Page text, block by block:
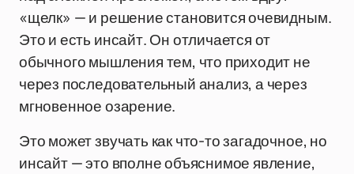
«щелк» — и решение становится очевидным.
Это и есть инсайт. Он отличается от
обычного мышления тем, что приходит не
через последовательный анализ, а через
мгновенное озарение.
Это может звучать как что-то загадочное, но
инсайт — это вполне объяснимое явление,